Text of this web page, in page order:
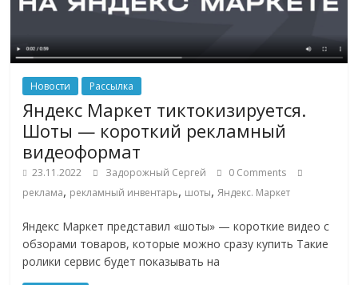
Новости Рассылка
Яндекс Маркет тиктокизируется.
Шоты — короткий рекламный
видеоформат
23.11.2022 Задорожный Сергей
0 Comments
реклама, рекламный инвентарь, шоты,Яндекс. Маркет
Яндекс Маркет представил «шоты» — короткие видео с
обзорами товаров, которые можно сразу купить Такие
ролики сервис будет показывать на